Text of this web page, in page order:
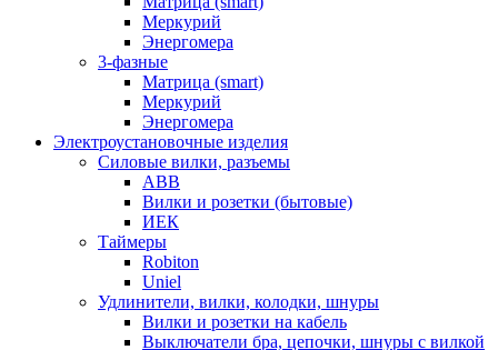
Меркурий
Энергомера
3-фазные
Матрица (smart)
Меркурий
Энергомера
Электроустановочные изделия
Силовые вилки, разъемы
ABB
Вилки и розетки (бытовые)
ИЕК
Таймеры
Robiton
Uniel
Удлинители, вилки, колодки, шнуры
Вилки и розетки на кабель
Выключатели бра, цепочки, шнуры с вилкой